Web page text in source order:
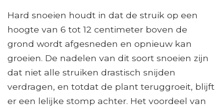
Hard snoeien houdt in dat de struik op een
hoogte van 6 tot 12 centimeter boven de
grond wordt afgesneden en opnieuw kan
groeien. De nadelen van dit soort snoeien zijn
dat niet alle struiken drastisch snijden
verdragen, en totdat de plant teruggroeit, blijft
er een lelijke stomp achter. Het voordeel van